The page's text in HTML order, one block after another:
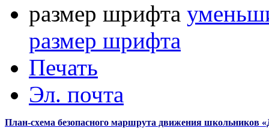
размер шрифта
размер шрифта
Печать
Эл. почта
План-схема безопасного маршрута движения